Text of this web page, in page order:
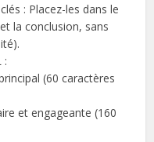
: Placez-les dans le
la conclusion, sans
:
(60 caractères
et engageante (160